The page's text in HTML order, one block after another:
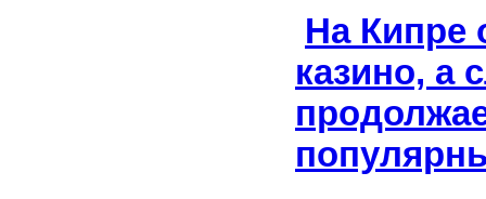
На Кипре
казино, а